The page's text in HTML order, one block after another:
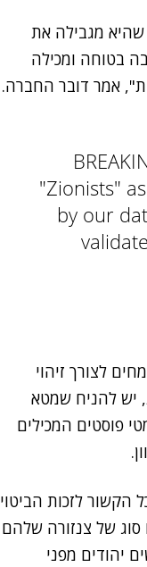
שהיא מגבילה את
בטוחה ומכילה
אמר דובר החברה.
"Zionists"
by our
לצורך זיהוי
יש להניח שמטא
פוסטים המכילים
הקשור לזכות הביטוי
סוג של צנזורה שלהם
יהודים מפני